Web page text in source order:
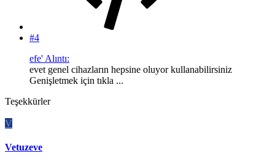
#4
efe' Alıntı:
evet genel cihazların hepsine oluyor kullanabilirsiniz
Genişletmek için tıkla ...
Teşekkürler
V
Vetuzeve